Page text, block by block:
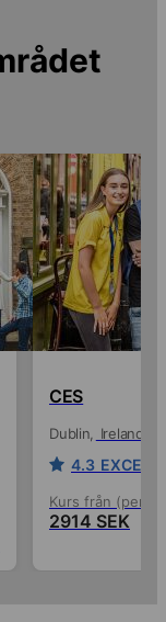
CES
Dublin Ireland &
4.3
Kurs från (per
2914 SEK